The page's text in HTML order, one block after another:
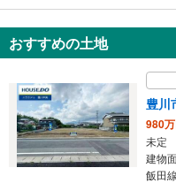
おすすめの土地
豊川
980
未定
建物
飯田